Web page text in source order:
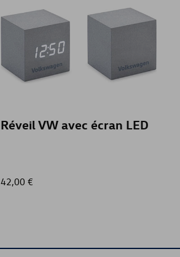
Réveil VW avec écran LED
42,00 €